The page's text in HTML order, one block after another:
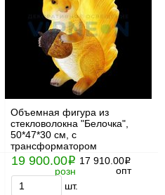
Объемная фигура из
стекловолокна "Белочка",
50*47*30 см, с
трансформатором
19 900.00i
розн
17 910.00i
опт
шт.